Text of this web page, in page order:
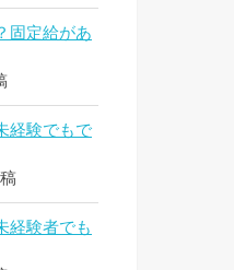
固定給があ
経験でもで
経験者でも